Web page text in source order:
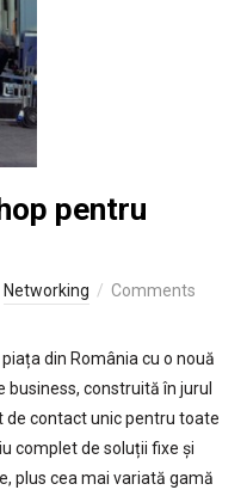
pentru
Networking
Comments
din România cu o nouă
construită în jurul
de contact unic pentru toate
complet de soluții fixe și
plus cea mai variată gamă